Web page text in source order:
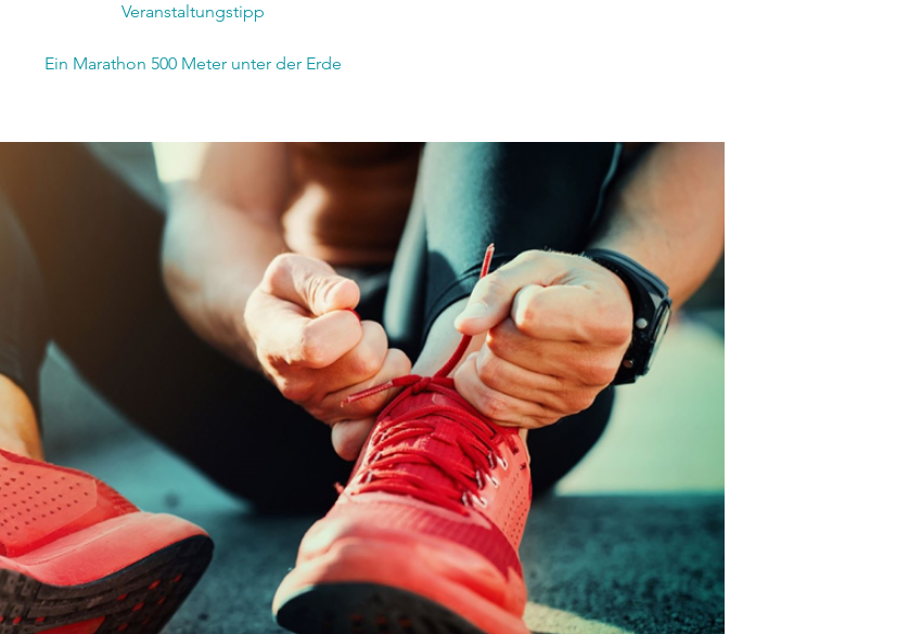
Veranstaltungstipp
Ein Marathon 500 Meter unter der Erde